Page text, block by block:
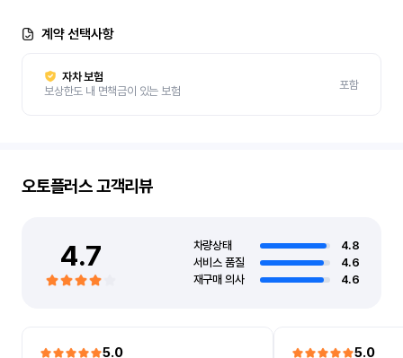
계약 선택사항
자차 보험
보상한도 내 면책금이 있는 보험
포함
오토플러스고객리뷰
4.7 차량상태
4.8
서비스 품질
4.6
재구매 의사
4.6
5.0 5.0